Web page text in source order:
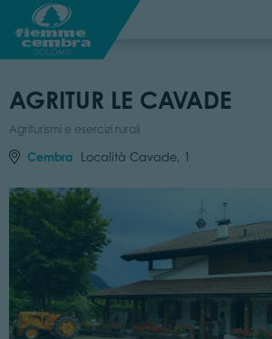
AGRITUR LE CAVADE
Agriturismi e esercizi rurali
Cembra Località Cavade, 1